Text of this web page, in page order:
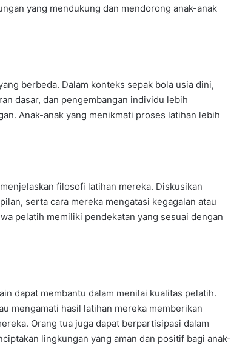
yang mendukung dan mendorong anak-anak
berbeda. Dalam konteks sepak bola usia dini,
dasar, dan pengembangan individu lebih
Anak-anak yang menikmati proses latihan lebih
filosofi latihan mereka. Diskusikan
serta cara mereka mengatasi kegagalan atau
pelatih memiliki pendekatan yang sesuai dengan
dapat membantu dalam menilai kualitas pelatih.
mengamati hasil latihan mereka memberikan
Orang tua juga dapat berpartisipasi dalam
lingkungan yang aman dan positif bagi anak-